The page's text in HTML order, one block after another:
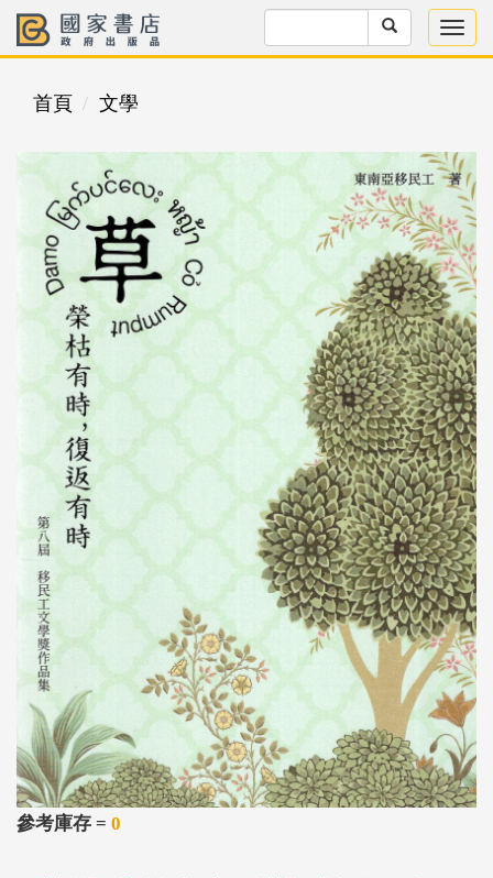
首頁 文學
參考庫存 = 0